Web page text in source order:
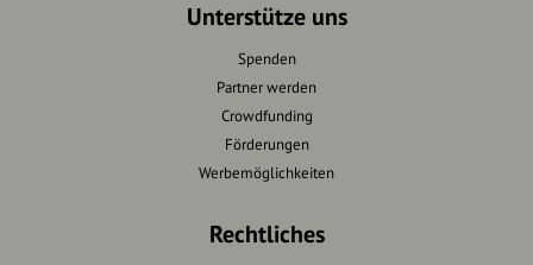
Unterstütze uns
Spenden
Partner werden
Crowdfunding
Förderungen
Werbemöglichkeiten
Rechtliches